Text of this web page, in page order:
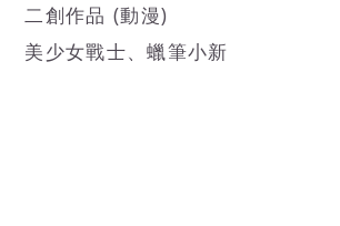
二創作品 (動漫)
美少女戰士、蠟筆小新